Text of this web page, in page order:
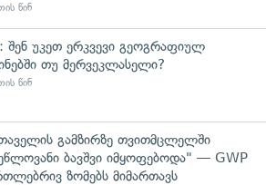
წინ
შენ უკეთ ერკვევი გეოგრაფიულ
თუ მერვეკლასელი?
წინ
გამზირზე თვითმცლელში
ბავშვი იმყოფებოდა" — GWP
ზომებს მიმართავს